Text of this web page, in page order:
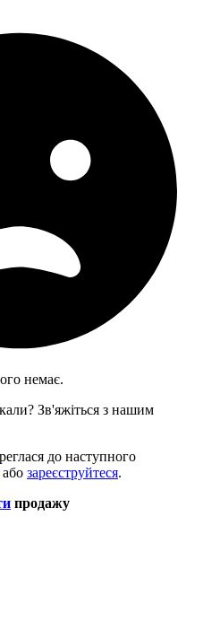
немає.
Зв'яжіться з нашим
до наступного
або зареєструйтеся.
продажу